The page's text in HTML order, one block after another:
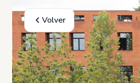
Volver